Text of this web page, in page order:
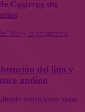
Costeros sin
litio y la progresiva
del litio y
andino
transiciones justas